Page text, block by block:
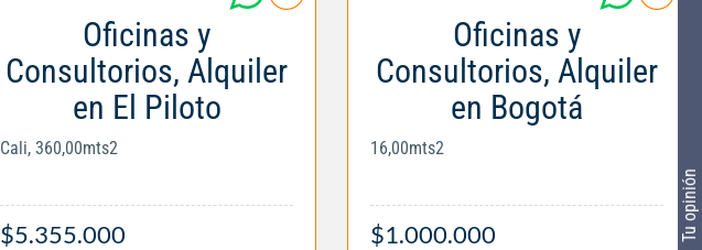
Tu opinión
Oficinas y
Consultorios, Alquiler
en El Piloto
Cali, 360,00mts2
$5.355.000
Oficinas y
Consultorios, Alquiler
en Bogotá
16,00mts2
$1.000.000